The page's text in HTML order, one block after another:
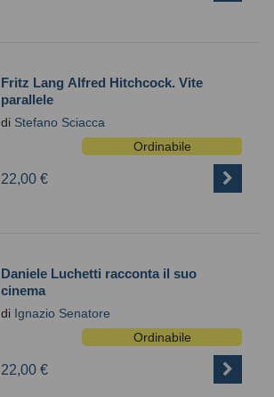
Fritz Lang Alfred Hitchcock. Vite
parallele
di Stefano Sciacca
Ordinabile
22,00 €
Daniele Luchetti racconta il suo
cinema
di Ignazio Senatore
Ordinabile
22,00 €